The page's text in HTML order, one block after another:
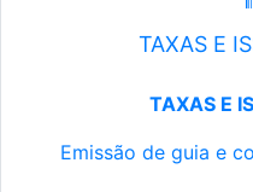
TAXAS E
TAXAS E
Emissão de guia e